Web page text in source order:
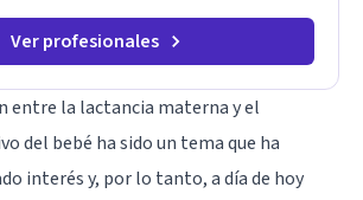
Ver profesionales
entre la lactancia materna y el
del bebé ha sido un tema que ha
interés y, por lo tanto, a día de hoy